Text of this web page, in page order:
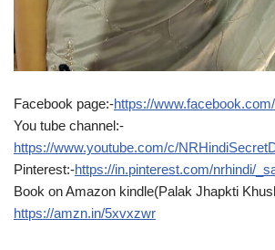
Facebook page:-https://
You tube channel:-
https://www.youtube.com/c/
Pinterest:-https://in.pinterest.com/nrhindi/
Book on Amazon kindle(Palak Jhapkti
https://amzn.in/5xvxzwr